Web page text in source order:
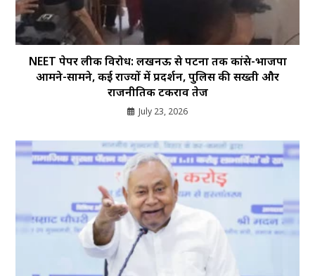
NEET पेपर लीक विरोध: लखनऊ से पटना तक कांग्रेस-भाजपा
आमने-सामने, कई राज्यों में प्रदर्शन, पुलिस की सख्ती और
राजनीतिक टकराव तेज
July 23, 2026